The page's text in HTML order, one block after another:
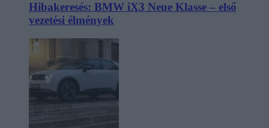
Hibakeresés: BMW iX3 Neue Klasse – első
vezetési élmények